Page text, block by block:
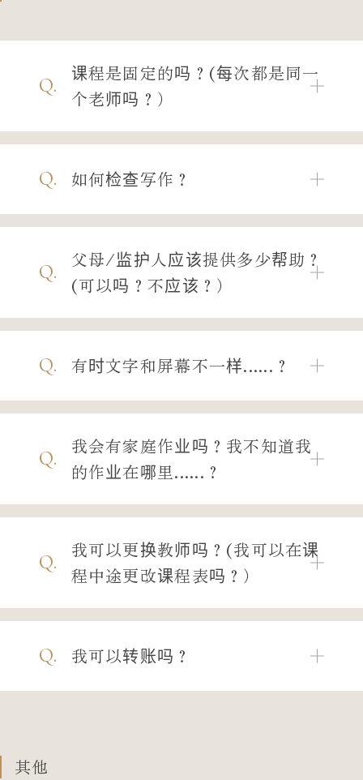
Q.
课程是固定的吗？(每次都是同一
个老师吗？）
Q. 如何检查写作？
Q.
父母/监护人应该提供多少帮助？
(可以吗？不应该？）
Q. 有时文字和屏幕不一样......？
Q.
我会有家庭作业吗？我不知道我
的作业在哪里......？
Q.
我可以更换教师吗？(我可以在课
程中途更改课程表吗？）
Q. 我可以转账吗？
其他